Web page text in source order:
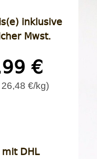
inklusive
Mwst.
€
€/kg)
DHL